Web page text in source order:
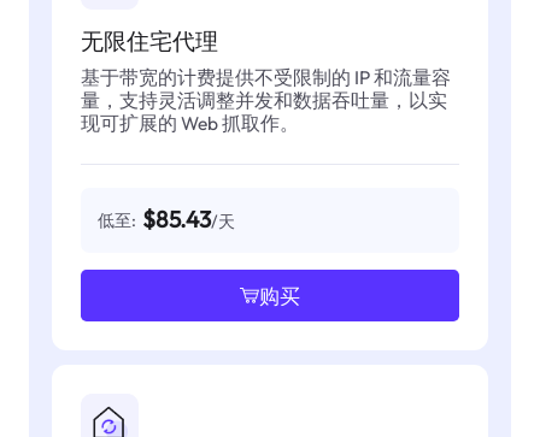
无限住宅代理
基于带宽的计费提供不受限制的 IP 和流量容
量，支持灵活调整并发和数据吞吐量，以实
现可扩展的 Web 抓取作。
低至: $85.43/天
购买